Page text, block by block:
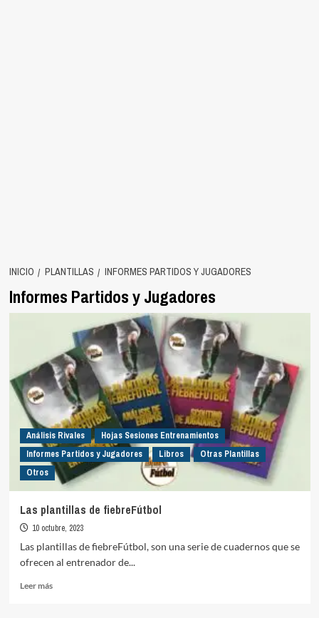
INICIO PLANTILLAS INFORMES PARTIDOS Y JUGADORES
Informes Partidos y Jugadores
Análisis Rivales
Hojas Sesiones Entrenamientos
Informes Partidos y Jugadores
Libros
Otras Plantillas
Otros
Las plantillas de fiebreFútbol
10 octubre, 2023
Las plantillas de fiebreFútbol, son una serie de cuadernos que se
ofrecen al entrenador de...
Leer másLeer